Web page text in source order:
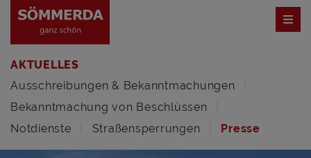
AKTUELLES
Ausschreibungen & Bekanntmachungen
Bekanntmachung von Beschlüssen
Notdienste
Straßensperrungen Presse